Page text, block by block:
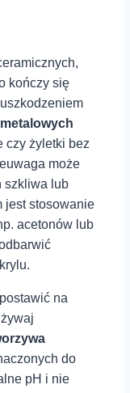
kończy się
metalowych⁢
czy żyletki bez
‍może
szkliwa lub
jest stosowanie
acetonów lub
‌na
do​
pH i nie